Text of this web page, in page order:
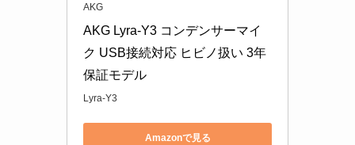
AKG
AKG Lyra-Y3 コンデンサーマイ
ク USB接続対応 ヒビノ扱い 3年
保証モデル
Lyra-Y3
Amazonで見る